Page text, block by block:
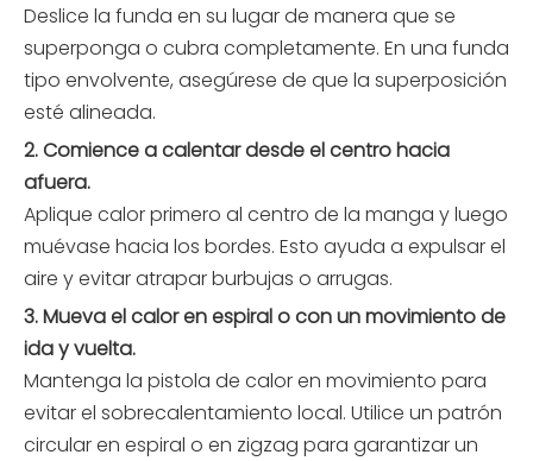
Deslice la funda en su lugar de manera que se
superponga o cubra completamente. En una funda
tipo envolvente, asegúrese de que la superposición
esté alineada.
2. Comience a calentar desde el centro hacia
afuera.
Aplique calor primero al centro de la manga y luego
muévase hacia los bordes. Esto ayuda a expulsar el
aire y evitar atrapar burbujas o arrugas.
3. Mueva el calor en espiral o con un movimiento de
ida y vuelta.
Mantenga la pistola de calor en movimiento para
evitar el sobrecalentamiento local. Utilice un patrón
circular en espiral o en zigzag para garantizar un